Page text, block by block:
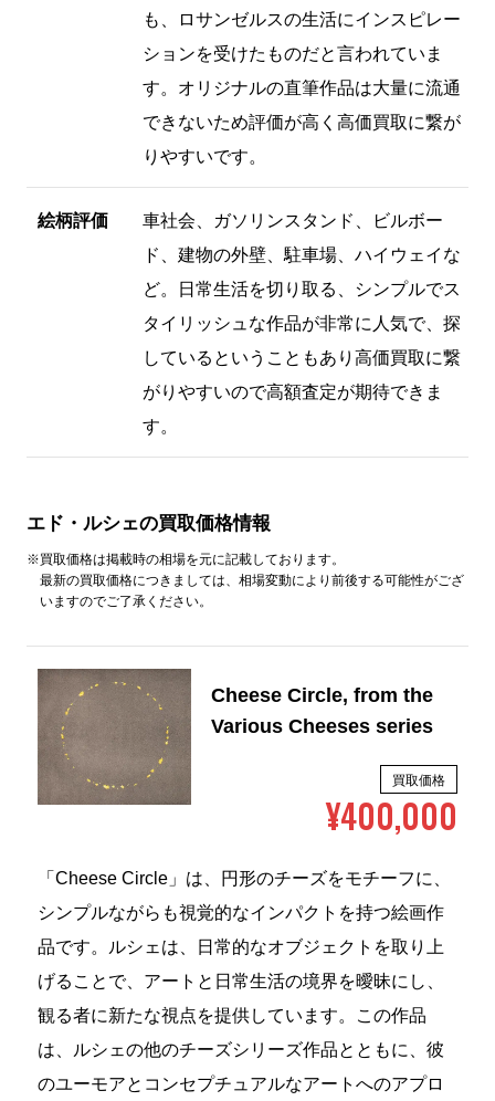
も、ロサンゼルスの生活にインスピレー
ションを受けたものだと言われていま
す。オリジナルの直筆作品は大量に流通
できないため評価が高く高価買取に繋が
りやすいです。
絵柄評価
車社会、ガソリンスタンド、ビルボー
ド、建物の外壁、駐車場、ハイウェイな
ど。日常生活を切り取る、シンプルでス
タイリッシュな作品が非常に人気で、探
しているということもあり高価買取に繋
がりやすいので高額査定が期待できま
す。
エド・ルシェの買取価格情報
※買取価格は掲載時の相場を元に記載しております。
最新の買取価格につきましては、相場変動により前後する可能性がござ
いますのでご了承ください。
Cheese Circle, from the
Various Cheeses series
買取価格
¥400,000
「Cheese Circle」は、円形のチーズをモチーフに、
シンプルながらも視覚的なインパクトを持つ絵画作
品です。ルシェは、日常的なオブジェクトを取り上
げることで、アートと日常生活の境界を曖昧にし、
観る者に新たな視点を提供しています。この作品
は、ルシェの他のチーズシリーズ作品とともに、彼
のユーモアとコンセプチュアルなアートへのアプロ